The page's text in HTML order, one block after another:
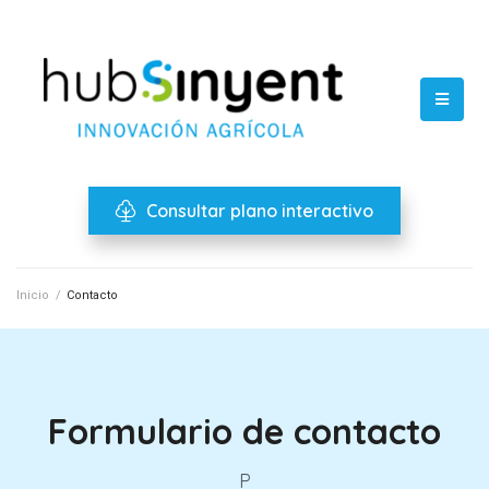
Consultar plano interactivo
Inicio / Contacto
Formulario de contacto
P